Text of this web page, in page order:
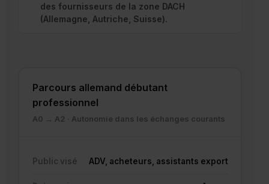
des fournisseurs de la zone DACH
(Allemagne, Autriche, Suisse).
Parcours allemand débutant
professionnel
A0 → A2 · Autonomie dans les échanges courants
Public visé ADV, acheteurs, assistants export